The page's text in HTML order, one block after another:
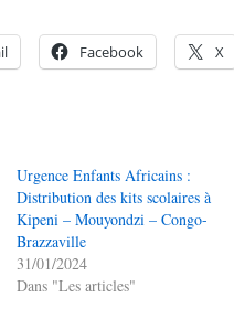
Facebook X
Urgence Enfants Africains :
Distribution des kits scolaires à
Kipeni – Mouyondzi – Congo-
Brazzaville
31/01/2024
Dans "Les articles"